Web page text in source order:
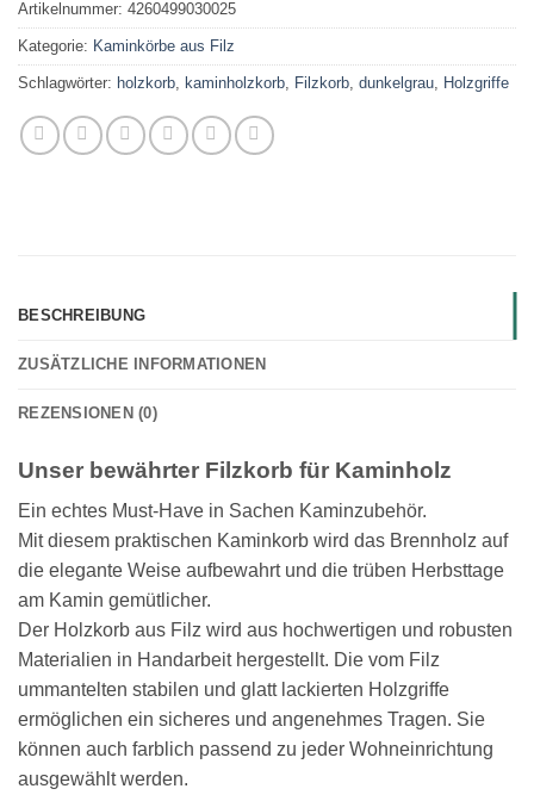
Artikelnummer: 4260499030025
Kategorie: Kaminkörbe aus Filz
Schlagwörter: holzkorb kaminholzkorb Filzkorb dunkelgrau Holzgriffe
BESCHREIBUNG
ZUSÄTZLICHE INFORMATIONEN
REZENSIONEN (0)
Unser bewährter Filzkorb für Kaminholz
Ein echtes Must-Have in Sachen Kaminzubehör.
Mit diesem praktischen Kaminkorb wird das Brennholz auf
die elegante Weise aufbewahrt und die trüben Herbsttage
am Kamin gemütlicher.
Der Holzkorb aus Filz wird aus hochwertigen und robusten
Materialien in Handarbeit hergestellt. Die vom Filz
ummantelten stabilen und glatt lackierten Holzgriffe
ermöglichen ein sicheres und angenehmes Tragen. Sie
können auch farblich passend zu jeder Wohneinrichtung
ausgewählt werden.